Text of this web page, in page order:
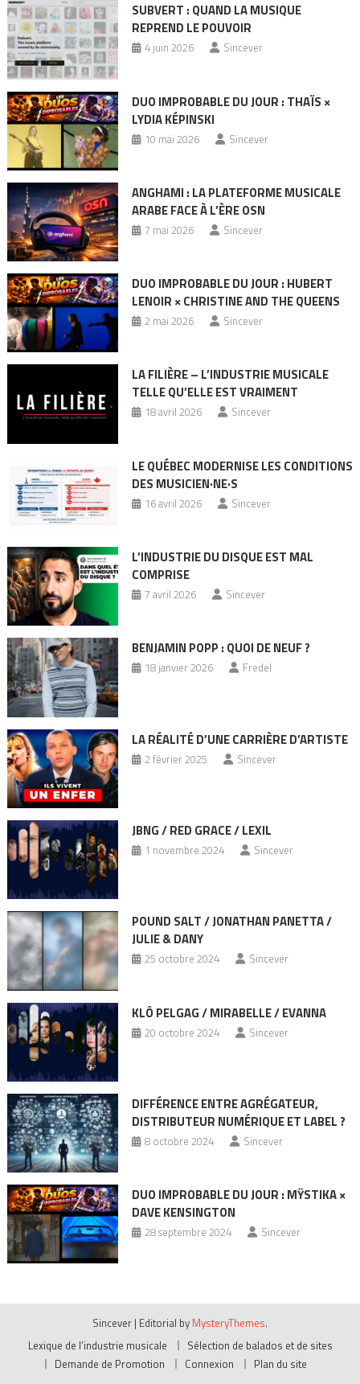
SUBVERT : QUAND LA MUSIQUE
REPREND LE POUVOIR
4 juin 2026 Sincever
DUO IMPROBABLE DU JOUR : THAÏS ×
LYDIA KÉPINSKI
10 mai 2026 Sincever
ANGHAMI : LA PLATEFORME MUSICALE
ARABE FACE À L’ÈRE OSN
7 mai 2026 Sincever
DUO IMPROBABLE DU JOUR : HUBERT
LENOIR × CHRISTINE AND THE QUEENS
2 mai 2026 Sincever
LA FILIÈRE – L’INDUSTRIE MUSICALE
TELLE QU’ELLE EST VRAIMENT
18 avril 2026 Sincever
LE QUÉBEC MODERNISE LES CONDITIONS
DES MUSICIEN·NE·S
16 avril 2026 Sincever
L’INDUSTRIE DU DISQUE EST MAL
COMPRISE
7 avril 2026 Sincever
BENJAMIN POPP : QUOI DE NEUF ?
18 janvier 2026 Fredel
LA RÉALITÉ D’UNE CARRIÈRE D’ARTISTE
2 février 2025 Sincever
JBNG / RED GRACE / LEXIL
1 novembre 2024 Sincever
POUND SALT / JONATHAN PANETTA /
JULIE & DANY
25 octobre 2024 Sincever
KLÔ PELGAG / MIRABELLE / EVANNA
20 octobre 2024 Sincever
DIFFÉRENCE ENTRE AGRÉGATEUR,
DISTRIBUTEUR NUMÉRIQUE ET LABEL ?
8 octobre 2024 Sincever
DUO IMPROBABLE DU JOUR : MŸSTIKA ×
DAVE KENSINGTON
28 septembre 2024 Sincever
Sincever | Editorial by MysteryThemes.
Lexique de l’industrie musicale
Sélection de balados et de sites
Demande de Promotion
Connexion Plan du site